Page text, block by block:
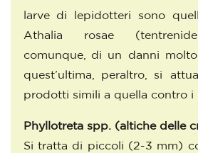
larve di lepidotteri sono
Athalia rosae
comunque, di un danni
quest’ultima, peraltro, si
prodotti simili a quella contro i
Phyllotreta spp. (altiche delle
Si tratta di piccoli (2-3 mm)